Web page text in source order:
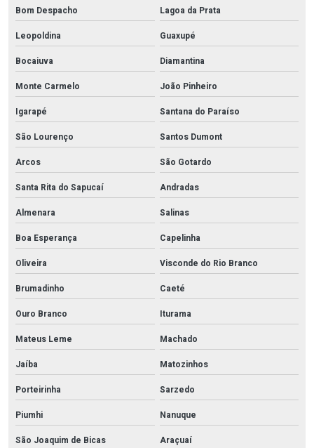
Bom Despacho
Lagoa da Prata
Leopoldina
Guaxupé
Bocaiuva
Diamantina
Monte Carmelo
João Pinheiro
Igarapé
Santana do Paraíso
São Lourenço
Santos Dumont
Arcos
São Gotardo
Santa Rita do Sapucaí
Andradas
Almenara
Salinas
Boa Esperança
Capelinha
Oliveira
Visconde do Rio Branco
Brumadinho
Caeté
Ouro Branco
Iturama
Mateus Leme
Machado
Jaíba
Matozinhos
Porteirinha
Sarzedo
Piumhi
Nanuque
São Joaquim de Bicas
Araçuaí